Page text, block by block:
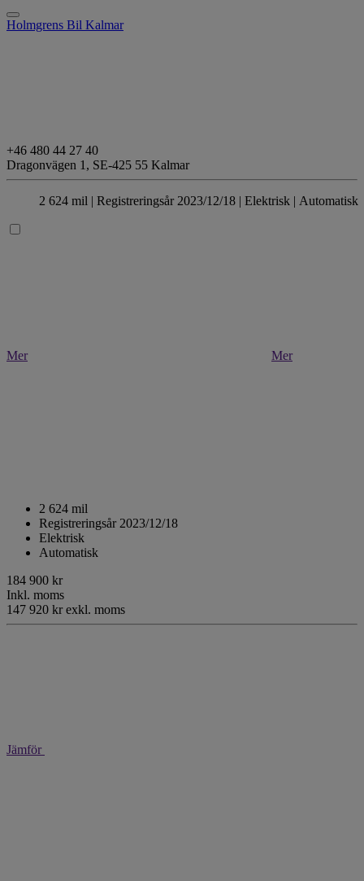
Holmgrens Bil Kalmar
+46 480 44 27 40
Dragonvägen 1, SE-425 55 Kalmar
2 624 mil | Registreringsår 2023/12/18 | Elektrisk | Automatisk
Mer Mer
2 624 mil
Registreringsår 2023/12/18
Elektrisk
Automatisk
184 900 kr
Inkl. moms
147 920 kr exkl. moms
Jämför